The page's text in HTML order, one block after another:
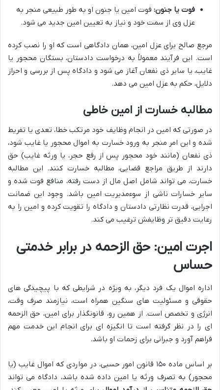
فوت یا جنون: فوت امین یا جنون او به طور طبیعی منجر به
عزل وی از سمت خود و نیاز به تعیین امین جدید می شود.
مرجع صالح برای عزل امین، همان دادگاهی است که او را نصب کرده
است. این فرآیند معمولاً به درخواست دادستان، بستگان محجور یا
غایب، یا سایر ذی نفعان آغاز می شود و دادگاه پس از بررسی و احراز
دلایل، حکم به عزل امین می دهد.
مطالبه خسارت از امین خاطی
در صورتی که امین در انجام وظایف خود مرتکب خطا، تعدی یا تفریط
شده و این امر منجر به ورود خسارت به اموال محجور یا غایب شود،
ذی نفعان (مانند خود محجور پس از رفع حجر، یا ورثه غایب) حق
دارند از طریق مراجع قضایی، مطالبه خسارت کنند. این مطالبه
خسارت، می تواند شامل اصل مال از دست رفته، منافع فوت شده و
سایر خسارات ناشی از سوءمدیریت امین باشد. وجود این ضمانت
اجرایی، قدرت نظارتی دادستان و دادگاه را تقویت کرده و امین را به
رعایت دقیق تر وظایفش ترغیب می کند.
اجرت امین: حق الزحمه در برابر خدمتی
حساس
اداره اموال یک فرد دیگر، به ویژه در شرایطی که با پیچیدگی های
حقوقی و مسئولیت های سنگین همراه است، نیازمند صرف وقت،
انرژی و تخصص است. از همین رو، قانونگذار برای امین، حق الزحمه
ای را در نظر گرفته است تا انگیزه ای برای انجام این خدمت مهم
فراهم آورد و جبرانی برای زحمات او باشد.
بر اساس ماده ۱۵۰ قانون امور حسبی، در مواردی که اموال غایب (یا
محجور) به تصرف ورثه یا امین داده شده باشد، دادگاه می تواند